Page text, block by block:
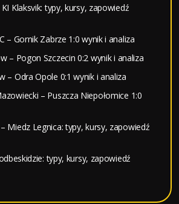
Klaksvik: typy, kursy, zapowiedź
– Gornik Zabrze 1:0 wynik i analiza
– Pogon Szczecin 0:2 wynik i analiza
– Odra Opole 0:1 wynik i analiza
– Puszcza Niepołomice 1:0
Miedz Legnica: typy, kursy, zapowiedź
typy, kursy, zapowiedź